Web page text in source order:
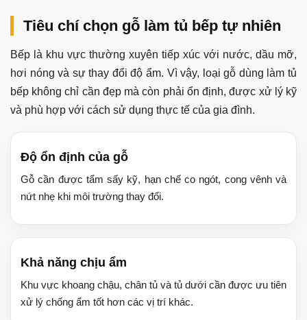
Tiêu chí chọn gỗ làm tủ bếp tự nhiên
Bếp là khu vực thường xuyên tiếp xúc với nước, dầu mỡ,
hơi nóng và sự thay đổi độ ẩm. Vì vậy, loại gỗ dùng làm tủ
bếp không chỉ cần đẹp mà còn phải ổn định, được xử lý kỹ
và phù hợp với cách sử dụng thực tế của gia đình.
Độ ổn định của gỗ
Gỗ cần được tẩm sấy kỹ, hạn chế co ngót, cong vênh và
nứt nhẹ khi môi trường thay đổi.
Khả năng chịu ẩm
Khu vực khoang chậu, chân tủ và tủ dưới cần được ưu tiên
xử lý chống ẩm tốt hơn các vị trí khác.